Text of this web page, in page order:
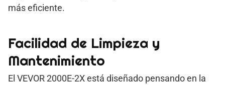
más eficiente.
Facilidad de Limpieza y
Mantenimiento
El VEVOR 2000E-2X está diseñado pensando en la